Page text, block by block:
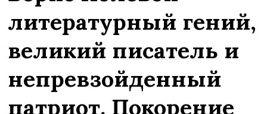
литературный гений,
великий писатель и
непревзойденный
патриот. Покорение